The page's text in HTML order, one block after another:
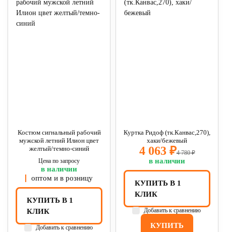
Костюм сигнальный рабочий
мужской летний Илион цвет
желтый/темно-синий
Цена по запросу
в наличии
оптом и в розницу
КУПИТЬ В 1
КЛИК
Добавить к сравнению
Куртка Ридоф (тк.Канвас,270),
хаки/бежевый
4 063 ₽4 780 ₽
в наличии
КУПИТЬ
КУПИТЬ В 1
КЛИК
Добавить к сравнению